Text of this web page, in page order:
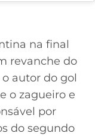
na final
revanche do
autor do gol
o zagueiro e
por
do segundo